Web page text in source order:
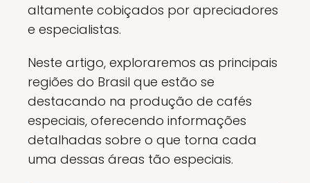
altamente cobiçados por apreciadores
e especialistas.
Neste artigo, exploraremos as principais
regiões do Brasil que estão se
destacando na produção de cafés
especiais, oferecendo informações
detalhadas sobre o que torna cada
uma dessas áreas tão especiais.